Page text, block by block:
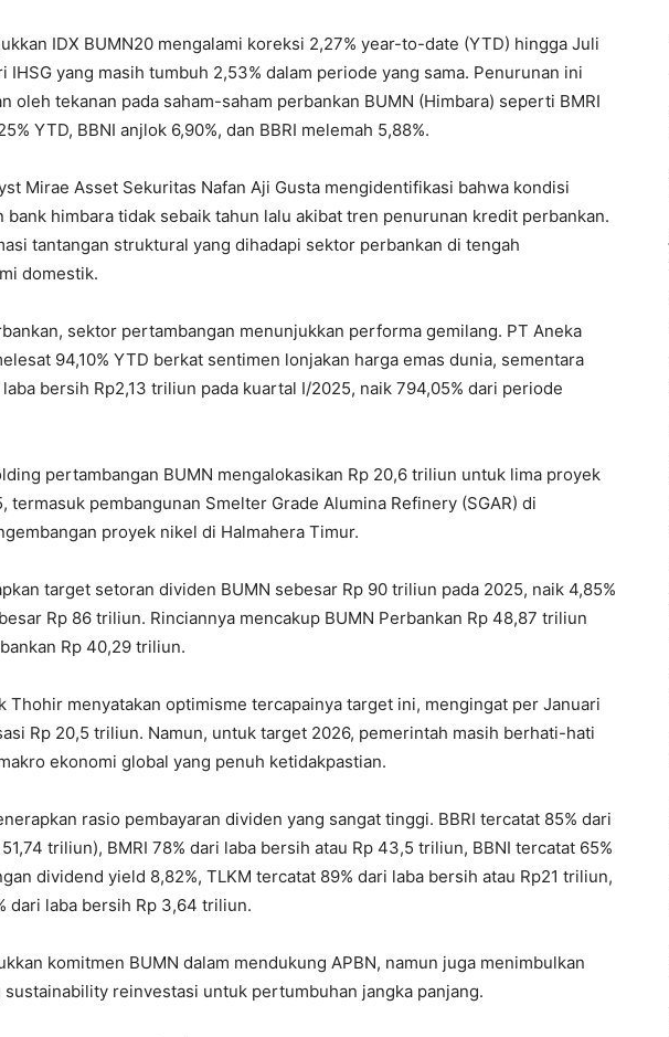
IDX BUMN20 mengalami koreksi 2,27% year-to-date (YTD) hingga Juli
IHSG yang masih tumbuh 2,53% dalam periode yang sama. Penurunan ini
oleh tekanan pada saham-saham perbankan BUMN (Himbara) seperti BMRI
YTD, BBNI anjlok 6,90%, dan BBRI melemah 5,88%.
Mirae Asset Sekuritas Nafan Aji Gusta mengidentifikasi bahwa kondisi
bank himbara tidak sebaik tahun lalu akibat tren penurunan kredit perbankan.
tantangan struktural yang dihadapi sektor perbankan di tengah
domestik.
sektor pertambangan menunjukkan performa gemilang. PT Aneka
94,10% YTD berkat sentimen lonjakan harga emas dunia, sementara
bersih Rp2,13 triliun pada kuartal I/2025, naik 794,05% dari periode
pertambangan BUMN mengalokasikan Rp 20,6 triliun untuk lima proyek
termasuk pembangunan Smelter Grade Alumina Refinery (SGAR) di
proyek nikel di Halmahera Timur.
target setoran dividen BUMN sebesar Rp 90 triliun pada 2025, naik 4,85%
Rp 86 triliun. Rinciannya mencakup BUMN Perbankan Rp 48,87 triliun
Rp 40,29 triliun.
Thohir menyatakan optimisme tercapainya target ini, mengingat per Januari
Rp 20,5 triliun. Namun, untuk target 2026, pemerintah masih berhati-hati
ekonomi global yang penuh ketidakpastian.
rasio pembayaran dividen yang sangat tinggi. BBRI tercatat 85% dari
triliun), BMRI 78% dari laba bersih atau Rp 43,5 triliun, BBNI tercatat 65%
dividend yield 8,82%, TLKM tercatat 89% dari laba bersih atau Rp21 triliun,
dari laba bersih Rp 3,64 triliun.
komitmen BUMN dalam mendukung APBN, namun juga menimbulkan
reinvestasi untuk pertumbuhan jangka panjang.